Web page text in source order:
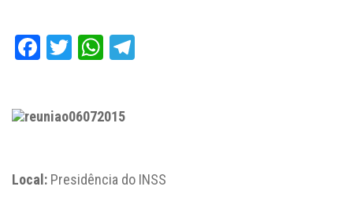
Facebook
TwitterWhatsApp
Local: Presidência do INSS